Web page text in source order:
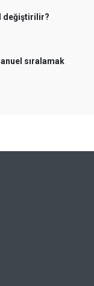
değiştirilir?
sıralamak